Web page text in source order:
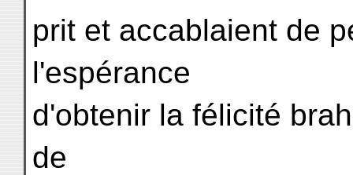
prit et accablaient de
l'espérance
d'obtenir la félicité
de